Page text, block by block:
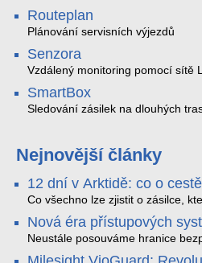
Routeplan
Plánování servisních výjezdů
Senzora
Vzdálený monitoring pomocí sítě
SmartBox
Sledování zásilek na dlouhých
Nejnovější články
12 dní v Arktidě: co o
data ze SMARTBOX 2
Co všechno lze zjistit o zásilce,
projede Arktidou? SMARTBOX 2
Tromsø přes Lofoty, Kirunu a
Nordkapp. Bez jediného dobití, v
Nová éra přístupových
Signo
Neustále posouváme hranice